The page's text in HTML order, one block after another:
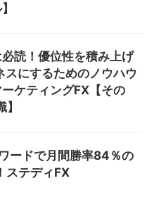
読！優位性を積み上げ
スにするためのノウハウ
ケティングFX【その
ードで月間勝率84％の
ステディFX